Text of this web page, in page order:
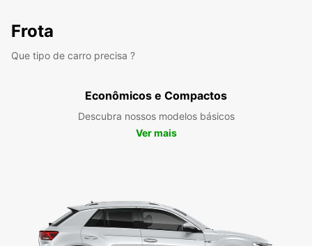
Frota
Que tipo de carro precisa ?
Econômicos e Compactos
Descubra nossos modelos básicos
Ver mais